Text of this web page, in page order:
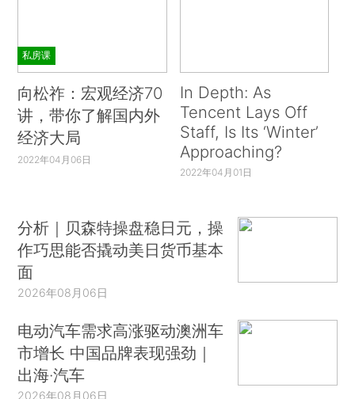
私房课
向松祚：宏观经济70
讲，带你了解国内外
经济大局
2022年04月06日
In Depth: As
Tencent Lays Off
Staff, Is Its ‘Winter’
Approaching?
2022年04月01日
分析｜贝森特操盘稳日元，操
作巧思能否撬动美日货币基本
面
2026年08月06日
电动汽车需求高涨驱动澳洲车
市增长 中国品牌表现强劲｜
出海·汽车
2026年08月06日